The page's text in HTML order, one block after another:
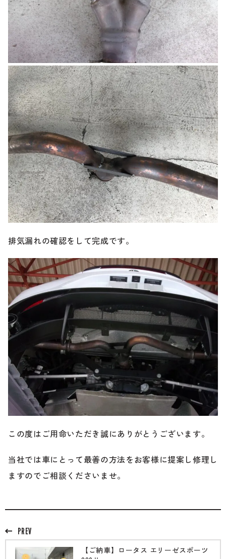
排気漏れの確認をして完成です。
この度はご用命いただき誠にありがとうございます。
当社では車にとって最善の方法をお客様に提案し修理し
ますのでご相談くださいませ。
PREV
【ご納車】ロータス エリーゼスポーツ